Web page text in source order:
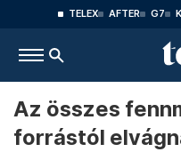
TELEX AFTER G7
Az összes
forrástól